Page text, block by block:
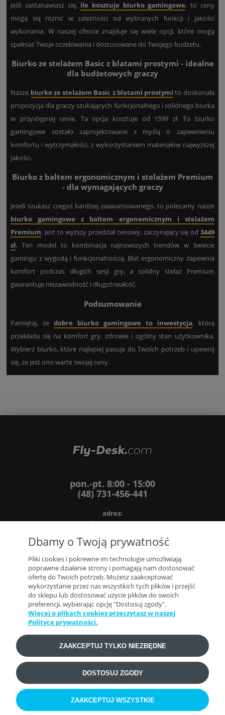
Jeśli zastanawiasz się, ile kosztuje biurko gamingowe, to ceny
mogą się różnić w zależności od wybranych funkcji i jakości
wykonania. W naszej ofercie znajduje się wiele opcji, które mogą
spełniać Twoje oczekiwania i dostosowane do Twojego budżetu.
Biurko ze stelażem Basic z blatami prostymi - idealne
dla budżetowych graczy
Nasze biurko ze stelażem Basic z blatami prostymi to doskonała
propozycja dla graczy szukających funkcjonalnego i solidnego biurka
w przystępnej cenie. Ta opcja kosztuje od 1599 zł. To biurko
gamingowe zostało zaprojektowane z myślą o zapewnieniu
komfortu i wytrzymałości, z wykorzystaniem materiałów najwyższej
jakości.
Biurko z baltem ergonomicznym i stelażem Premium
- dla wymagających graczy
Jeżeli szukasz czegoś bardziej zaawansowanego, to polecamy nasze
biurko gamingowe z baltem ergonomicznym i stelażem
Premium. Jest to wyższy przedział cenowy, zaczynający się od 3449
zł. Ten model to kombinacja najnowszych trendów w świecie
gamingu z wygodą i funkcjonalnością. Blat ergonomiczny zapewnia
komfort podczas długich sesji gry, a solidny stelaż Premium
gwarantuje niezawodność i długotrwałość.
Podsumowanie
Pamiętaj, żedobre biurko gamingowe to inwestycja, która
przekłada się na komfort gry, zdrowie i ogólny stan użytkownika.
Wybierz biurko, które najlepiej pasuje do Twoich potrzeb i upewnij
się, że jest ono warte swojej ceny.
pon.-pt. 8:00 - 15:00
(48) 731-456-441
adres:
ul. Kresowa 286
NIP: 5272484055
PRODUKTY
POMOCNE LINKI
INFORMACJE
Dbamy o Twoją prywatność
Pliki cookies i pokrewne im technologie umożliwiają
poprawne działanie strony i pomagają nam dostosować
ofertę do Twoich potrzeb. Możesz zaakceptować
wykorzystanie przez nas wszystkich tych plików i przejść
do sklepu lub dostosować użycie plików do swoich
preferencji, wybierając opcję "Dostosuj zgody".
Więcej o plikach cookies przeczytasz w naszej
Polityce prywatności.
ZAAKCEPTUJ TYLKO NIEZBĘDNE
DOSTOSUJ ZGODY
ZAAKCEPTUJ WSZYSTKIE